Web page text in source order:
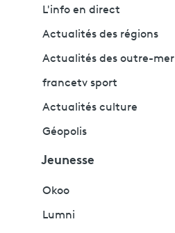
L'info en direct
Actualités des régions
Actualités des outre-mer
francetv sport
Actualités culture
Géopolis
Jeunesse
Okoo
Lumni